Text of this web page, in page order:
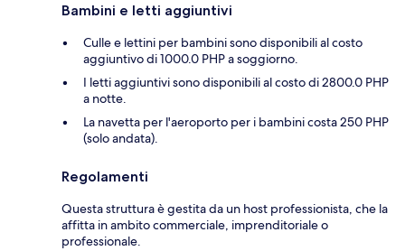
Bambini e letti aggiuntivi
Culle e lettini per bambini sono disponibili al costo
aggiuntivo di 1000.0 PHP a soggiorno.
I letti aggiuntivi sono disponibili al costo di 2800.0 PHP
a notte.
La navetta per l'aeroporto per i bambini costa 250 PHP
(solo andata).
Regolamenti
Questa struttura è gestita da un host professionista, che la
affitta in ambito commerciale, imprenditoriale o
professionale.